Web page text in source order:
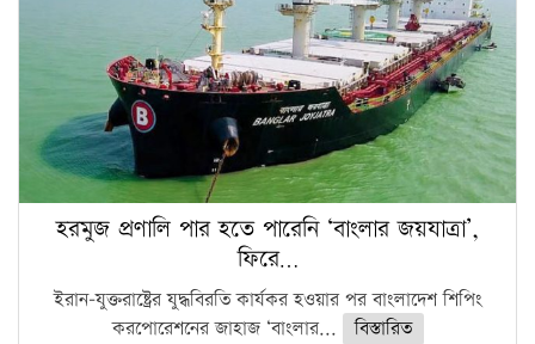
হরমুজ প্রণালি পার হতে পারেনি ‘বাংলার জয়যাত্রা’,
ফিরে…
ইরান-যুক্তরাষ্ট্রের যুদ্ধবিরতি কার্যকর হওয়ার পর বাংলাদেশ শিপিং
করপোরেশনের জাহাজ ‘বাংলার...
বিস্তারিত